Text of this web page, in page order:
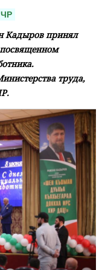
ЧР
Кадыров принял
посвященном
труда,